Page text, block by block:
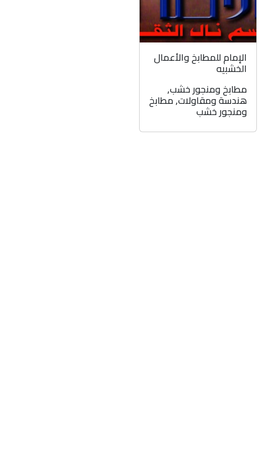
الإمام للمطابخ والأعمال
الخشبيه
مطابخ ومنجور خشب,
هندسة ومقاولات,مطابخ
ومنجور خشب